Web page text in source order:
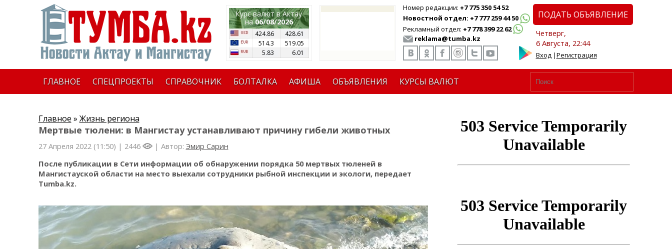
Курс валют в Актау
на06/08/2026
424.86
428.61
514.3
519.05
5.83
6.01
Номер редакции: +7 775 350 54 52
Новостной отдел: +7 777 259 44 50
Рекламный отдел: +7 778 399 22 62
reklama@tumba.kz
ПОДАТЬ ОБЪЯВЛЕНИЕ
Четверг,
6 Августа, 22:44
Вход|Регистрация
ГЛАВНОЕ СПЕЦПРОЕКТЫ СПРАВОЧНИК БОЛТАЛКА АФИША ОБЪЯВЛЕНИЯ КУРСЫ ВАЛЮТ
Главное » Жизнь региона
Мертвые тюлени: в Мангистау устанавливают причину гибели животных
27 Апреля 2022 (11:50) | 2446 | Автор: Эмир Сарин
После публикации в Сети информации об обнаружении порядка 50 мертвых тюленей в
Мангистауской области на место выехали сотрудники рыбной инспекции и экологи, передает
Tumba.kz.